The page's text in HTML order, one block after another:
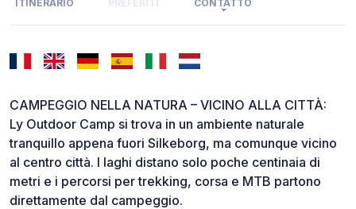
ITINERARIO PREFERITI CONTATTO
CAMPEGGIO NELLA NATURA – VICINO ALLA CITTÀ:
Ly Outdoor Camp si trova in un ambiente naturale
tranquillo appena fuori Silkeborg, ma comunque vicino
al centro città. I laghi distano solo poche centinaia di
metri e i percorsi per trekking, corsa e MTB partono
direttamente dal campeggio.